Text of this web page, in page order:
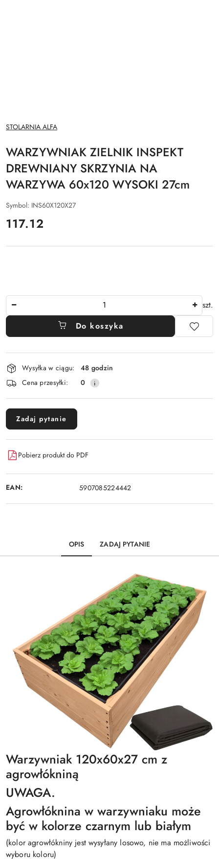
NAZWA
PRODUCENTA:
STOLARNIA ALFA
WARZYWNIAK ZIELNIK INSPEKT
DREWNIANY SKRZYNIA NA
WARZYWA 60x120 WYSOKI 27cm
Symbol: INS60X120X27
cena:
117.12
szt.
Do koszyka
Dostępność
i
dostawa
Wysyłka w ciągu:
48 godzin
Cena przesyłki:
0
Zadaj pytanie
Pobierz produkt do PDF
EAN: 5907085224442
OPIS ZADAJ PYTANIE
Warzywniak 120x60x27 cm z
agrowłókniną
UWAGA.
Agrowłóknina w warzywniaku może
być w kolorze czarnym lub białym
(kolor agrowłókniny jest wysyłany losowo, nie ma możliwości
wyboru koloru)